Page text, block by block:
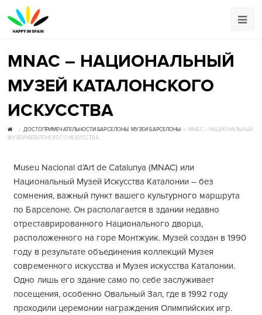
MNAC – НАЦИОНАЛЬНЫЙ
МУЗЕЙ КАТАЛОНСКОГО
ИСКУССТВА
ДОСТОПРИМЕЧАТЕЛЬНОСТИ БАРСЕЛОНЫ , МУЗЕИ БАРСЕЛОНЫ
MNAC – НАЦИОНАЛЬНЫЙ
МУЗЕЙ КАТАЛОНСКОГО ИСКУССТВА
Museu Nacional d’Art de Catalunya (MNAC) или
Национальный Музей Искусства Каталонии – без
сомнения, важный пункт вашего культурного маршрута
по Барселоне. Он располагается в здании недавно
отреставрированного Национального дворца,
расположенного на горе Монтжуик. Музей создан в 1990
году в результате объединения коллекций Музея
современного искусства и Музея искусства Каталонии.
Одно лишь его здание само по себе заслуживает
посещения, особенно Овальный Зал, где в 1992 году
проходили церемонии награждения Олимпийских игр.